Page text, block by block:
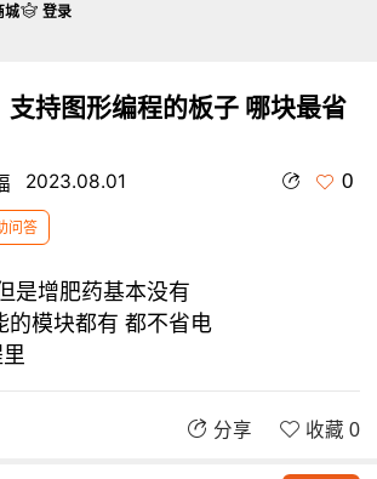
支持图形编程的板子 哪块最省
2023.08.01 0
问答
是增肥药基本没有
的模块都有 都不省电
分享 收藏 0
城 登录